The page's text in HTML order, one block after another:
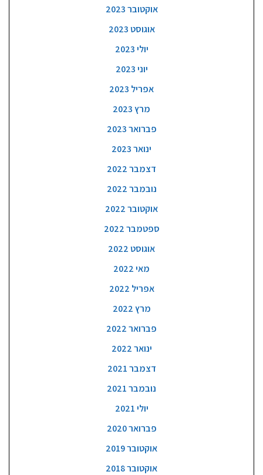
אוקטובר 2023
אוגוסט 2023
יולי 2023
יוני 2023
אפריל 2023
מרץ 2023
פברואר 2023
ינואר 2023
דצמבר 2022
נובמבר 2022
אוקטובר 2022
ספטמבר 2022
אוגוסט 2022
מאי 2022
אפריל 2022
מרץ 2022
פברואר 2022
ינואר 2022
דצמבר 2021
נובמבר 2021
יולי 2021
פברואר 2020
אוקטובר 2019
אוקטובר 2018